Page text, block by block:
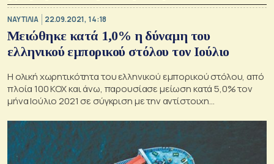
ΝΑΥΤΙΛΙΑ 22.09.2021, 14:18
Μειώθηκε κατά 1,0% η δύναμη του
ελληνικού εμπορικού στόλου τον Ιούλιο
H ολική χωρητικότητα του ελληνικού εμπορικού στόλου, από
πλοία 100 ΚΟΧ και άνω, παρουσίασε μείωση κατά 5,0% τον
μήνα Ιούλιο 2021 σε σύγκριση με την αντίστοιχη